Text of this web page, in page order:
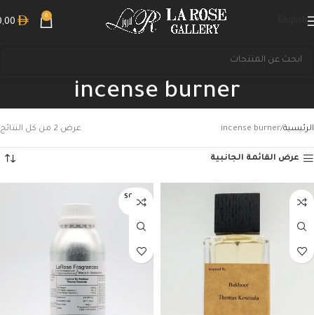
0
incense burner
الرئيسية incense burner عرض ⁦2⁩ من كل النتائج
عرض القائمة الجانبية
SOLD O
UT